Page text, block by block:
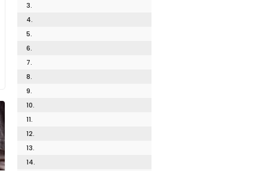
3.
4.
5.
6.
7.
8.
9.
10.
11.
12.
13.
14.